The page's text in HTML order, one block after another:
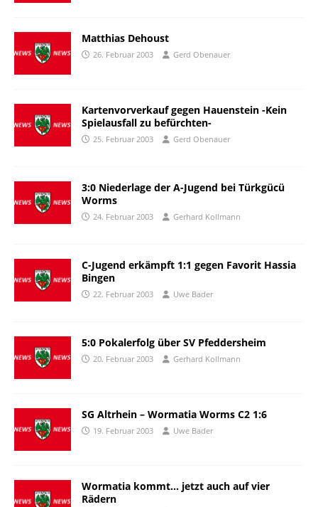
Matthias Dehoust
26. Februar 2003 Gerd Obenauer
Kartenvorverkauf gegen Hauenstein -Kein
Spielausfall zu befürchten-
25. Februar 2003 Gerd Obenauer
3:0 Niederlage der A-Jugend bei Türkgücü
Worms
24. Februar 2003 Gerhard Kollmann
C-Jugend erkämpft 1:1 gegen Favorit Hassia
Bingen
22. Februar 2003 Uwe Bader
5:0 Pokalerfolg über SV Pfeddersheim
20. Februar 2003 Gerhard Kollmann
SG Altrhein – Wormatia Worms C2 1:6
19. Februar 2003 Uwe Bader
Wormatia kommt… jetzt auch auf vier
Rädern